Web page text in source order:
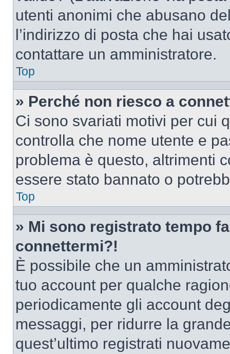
utenti anonimi che abusano
l’indirizzo di posta che hai
contattare un amministratore.
Top
» Perché non riesco a
Ci sono svariati motivi per cui
controlla che nome utente e
problema è questo, altrimenti
essere stato bannato o
Top
» Mi sono registrato tempo
connettermi?!
È possibile che un
tuo account per qualche
periodicamente gli account
messaggi, per ridurre la
quest’ultimo registrati